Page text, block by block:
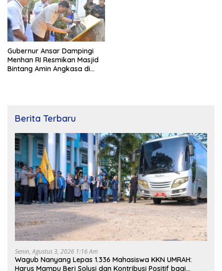
Gubernur Ansar Dampingi
Menhan RI Resmikan Masjid
Bintang Amin Angkasa di
Berita Terbaru
Senin, Agustus 3, 2026 1:16 Am
Wagub Nanyang Lepas 1.336 Mahasiswa KKN UMRAH:
Harus Mampu Beri Solusi dan Kontribusi Positif bagi